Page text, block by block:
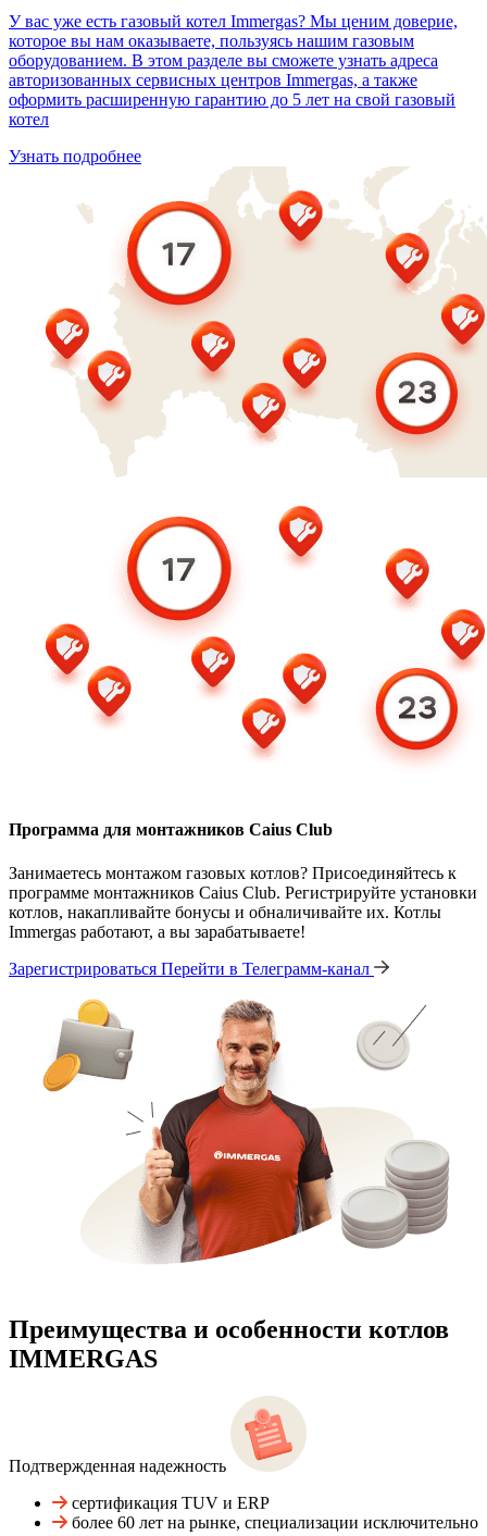
У вас уже есть газовый котел Immergas? Мы ценим доверие,
которое вы нам оказываете, пользуясь нашим газовым
оборудованием. В этом разделе вы сможете узнать адреса
авторизованных сервисных центров Immergas, а также
оформить расширенную гарантию до 5 лет на свой газовый
котел
Узнать подробнее
Программа для монтажников Caius Club
Занимаетесь монтажом газовых котлов? Присоединяйтесь к
программе монтажников Caius Club. Регистрируйте установки
котлов, накапливайте бонусы и обналичивайте их. Котлы
Immergas работают, а вы зарабатываете!
Зарегистрироваться Перейти в Телеграмм-канал
Преимущества и особенности котлов
IMMERGAS
Подтвержденная надежность
сертификация TUV и ERP
более 60 лет на рынке, специализации исключительно